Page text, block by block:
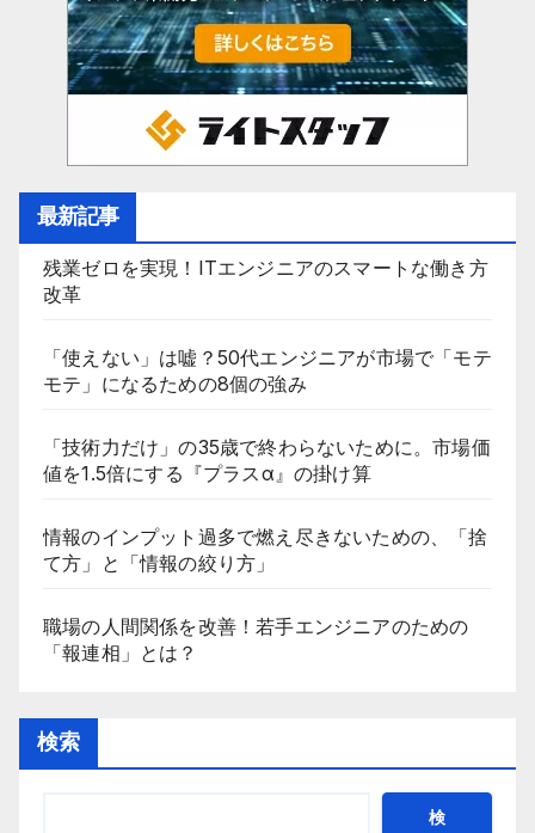
最新記事
残業ゼロを実現！ITエンジニアのスマートな働き方
改革
「使えない」は嘘？50代エンジニアが市場で「モテ
モテ」になるための8個の強み
「技術力だけ」の35歳で終わらないために。市場価
値を1.5倍にする『プラスα』の掛け算
情報のインプット過多で燃え尽きないための、「捨
て方」と「情報の絞り方」
職場の人間関係を改善！若手エンジニアのための
「報連相」とは？
検索
検